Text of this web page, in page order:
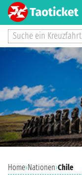
Suche ein Kreuzfahrt
Home›Nationen›Chile